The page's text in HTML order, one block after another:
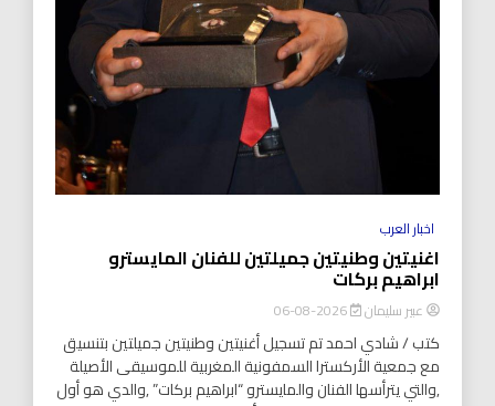
اخبار العرب
اغنيتين وطنيتين جميلتين للفنان المايسترو
ابراهيم بركات
عبير سليمان 2026-08-06
كتب / شادي احمد تم تسجيل أغنيتين وطنيتين جميلتين بتنسيق
مع جمعية الأركسترا السمفونية المغربية للموسيقى الأصيلة
,والتي يترأسها الفنان والمايسترو “ابراهيم بركات” ,والدي هو أول